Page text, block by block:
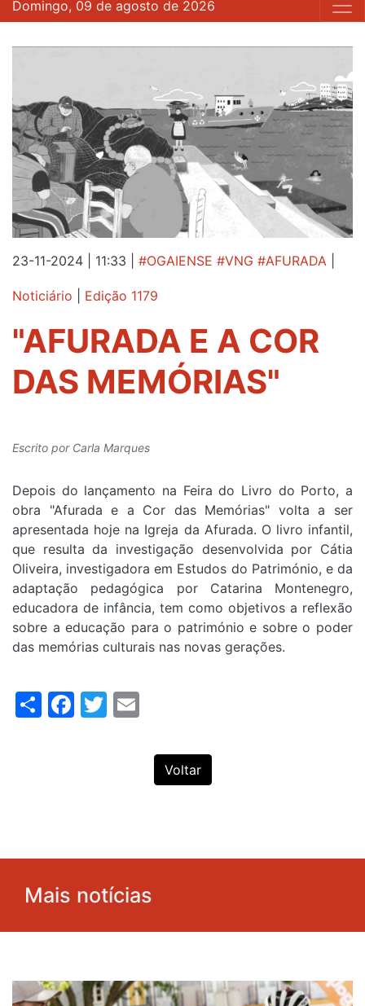
Domingo, 09 de agosto de 2026
23-11-2024 | 11:33 #OGAIENSE #VNG #AFURADA
Noticiário Edição 1179
"AFURADA E A COR
DAS MEMÓRIAS"
Escrito por Carla Marques
Depois do lançamento na Feira do Livro do Porto, a
obra "Afurada e a Cor das Memórias" volta a ser
apresentada hoje na Igreja da Afurada. O livro infantil,
que resulta da investigação desenvolvida por Cátia
Oliveira, investigadora em Estudos do Património, e da
adaptação pedagógica por Catarina Montenegro,
educadora de infância, tem como objetivos a reflexão
sobre a educação para o património e sobre o poder
das memórias culturais nas novas gerações.
ShareFacebook
Twitter
Voltar
Mais notícias